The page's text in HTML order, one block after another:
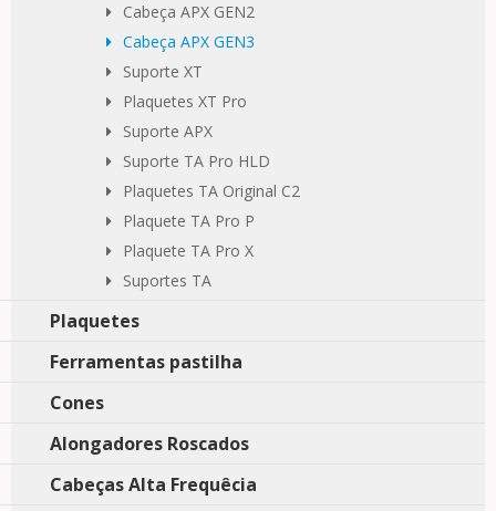
Cabeça APX GEN2
Cabeça APX GEN3
Suporte XT
Plaquetes XT Pro
Suporte APX
Suporte TA Pro HLD
Plaquetes TA Original C2
Plaquete TA Pro P
Plaquete TA Pro X
Suportes TA
Plaquetes
Ferramentas pastilha
Cones
Alongadores Roscados
Cabeças Alta Frequêcia